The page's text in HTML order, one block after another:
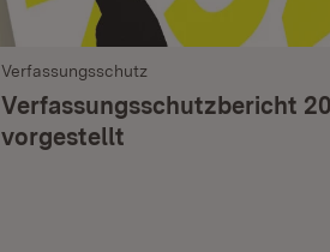
Verfassungsschutz
Verfassungsschutzbericht
vorgestellt